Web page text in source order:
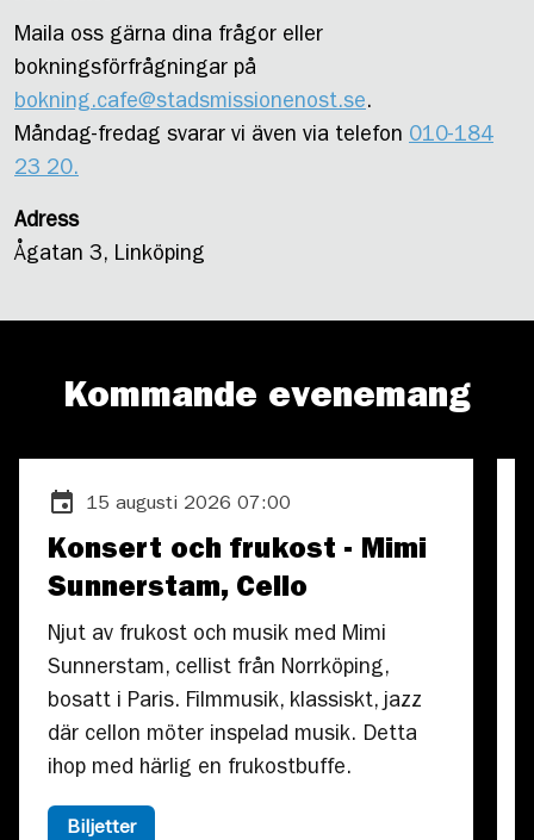
Maila oss gärna dina frågor eller
bokningsförfrågningar på
bokning.cafe@stadsmissionenost.se.
Måndag-fredag svarar vi även via telefon 010-184
23 20.
Adress
Ågatan 3, Linköping
Kommande evenemang
15 augusti 2026 07:00
Konsert och frukost - Mimi
Sunnerstam, Cello
Njut av frukost och musik med Mimi
Sunnerstam, cellist från Norrköping,
bosatt i Paris. Filmmusik, klassiskt, jazz
där cellon möter inspelad musik. Detta
ihop med härlig en frukostbuffe.
Biljetter